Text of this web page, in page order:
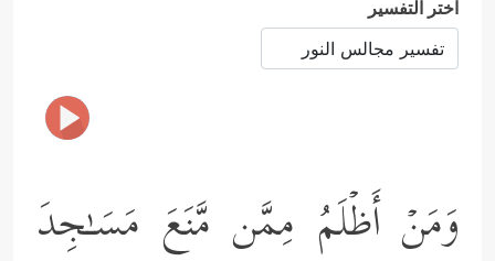
اختر التفسير
وَمَنۡ أَظۡلَمُ مِمَّن مَّنَعَ مَسَـٰجِدَ